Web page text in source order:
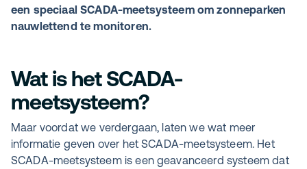
een speciaal SCADA-meetsysteem om zonneparken
nauwlettend te monitoren.
Wat is het SCADA-
meetsysteem?
Maar voordat we verdergaan, laten we wat meer
informatie geven over het SCADA-meetsysteem. Het
SCADA-meetsysteem is een geavanceerd systeem dat